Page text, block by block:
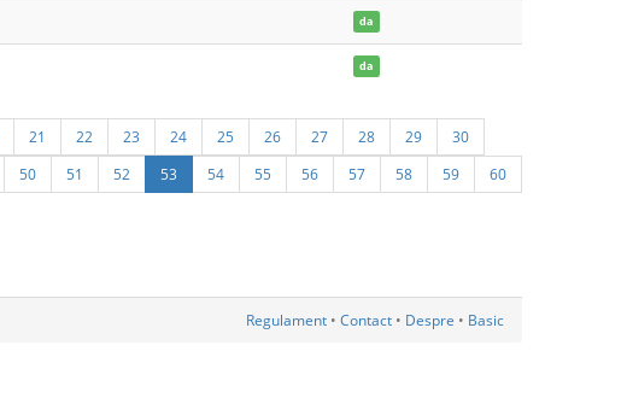
da
da
21 22 23 24 25 26 27 28 29
30
50 51 52 53 54 55 56 57 58 59
60
Regulament • Contact • Despre • Basic